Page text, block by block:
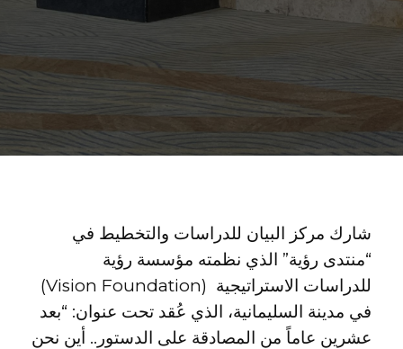
شارك مركز البيان للدراسات والتخطيط في
“منتدى رؤية” الذي نظمته مؤسسة رؤية
للدراسات الاستراتيجية (Vision Foundation)
في مدينة السليمانية، الذي عُقد تحت عنوان: “بعد
عشرين عاماً من المصادقة على الدستور.. أين نحن